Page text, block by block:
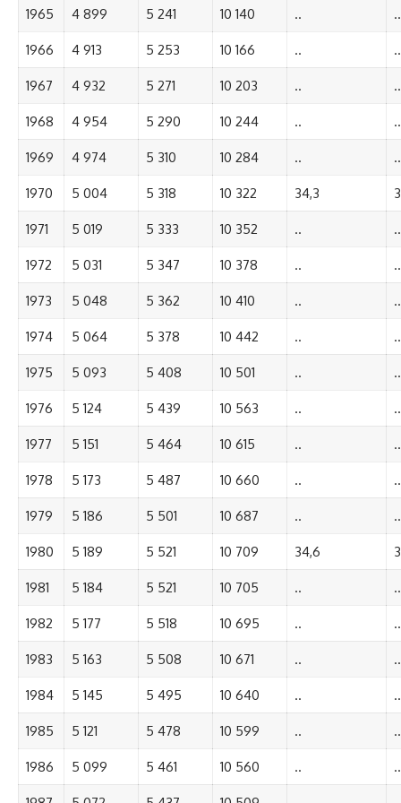
1965 4 899 5 241 10 140 .. ..
1966 4 913 5 253 10 166 .. ..
1967 4 932 5 271 10 203 .. ..
1968 4 954 5 290 10 244 .. ..
1969 4 974 5 310 10 284 .. ..
1970 5 004 5 318 10 322 34,3
1971 5 019 5 333 10 352 .. ..
1972 5 031 5 347 10 378 .. ..
1973 5 048 5 362 10 410 .. ..
1974 5 064 5 378 10 442 .. ..
1975 5 093 5 408 10 501 .. ..
1976 5 124 5 439 10 563 .. ..
1977 5 151 5 464 10 615 .. ..
1978 5 173 5 487 10 660 .. ..
1979 5 186 5 501 10 687 .. ..
1980 5 189 5 521 10 709 34,6
1981 5 184 5 521 10 705 .. ..
1982 5 177 5 518 10 695 .. ..
1983 5 163 5 508 10 671 .. ..
1984 5 145 5 495 10 640 .. ..
1985 5 121 5 478 10 599 .. ..
1986 5 099 5 461 10 560 .. ..